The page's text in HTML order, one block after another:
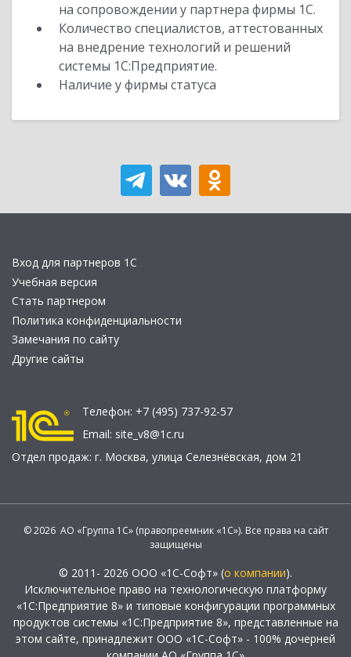
на сопровождении у партнера фирмы 1С.
Количество специалистов, аттестованных
на внедрение технологий и решений
системы 1С:Предприятие.
Наличие у фирмы статуса
Вход для партнеров 1С
Учебная версия
Стать партнером
Политика конфиденциальности
Замечания по сайту
Другие сайты
Телефон: +7 (495) 737-92-57
Email: site_v8@1c.ru
Отдел продаж: г. Москва, улица Селезнёвская, дом 21
© 2026 АО «Группа 1С» (правопреемник «1С»). Все права на сайт
защищены
© 2011- 2026 ООО «1С-Софт» (о компании).
Исключительное право на технологическую платформу
«1С:Предприятие 8» и типовые конфигурации программных
продуктов системы «1С:Предприятие 8», представленные на
этом сайте, принадлежит ООО «1С-Софт» - 100% дочерней